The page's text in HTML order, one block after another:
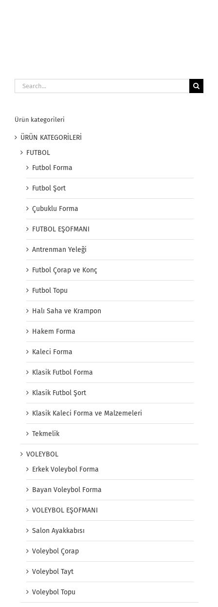
Search
for:
Ürün kategorileri
ÜRÜN KATEGORİLERİ
FUTBOL
Futbol Forma
Futbol Şort
Çubuklu Forma
FUTBOL EŞOFMANI
Antrenman Yeleği
Futbol Çorap ve Konç
Futbol Topu
Halı Saha ve Krampon
Hakem Forma
Kaleci Forma
Klasik Futbol Forma
Klasik Futbol Şort
Klasik Kaleci Forma ve Malzemeleri
Tekmelik
VOLEYBOL
Erkek Voleybol Forma
Bayan Voleybol Forma
VOLEYBOL EŞOFMANI
Salon Ayakkabısı
Voleybol Çorap
Voleybol Tayt
Voleybol Topu